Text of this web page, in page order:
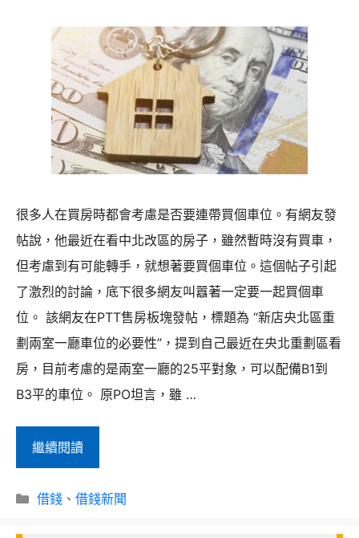
很多人在買房時都會考慮是否要連帶買個車位。有網友發
帖說，他最近在看中北改區的房子，雖然暫時沒有買車，
但考慮到有可能轉手，就想著要買個車位。這個帖子引起
了激烈的討論，底下很多網友叫囂著一定要一起買個車
位。 該網友在PTT售房板塊發帖，標題為 “新店央北區重
劃兩室一廳車位的必要性”，提到自己最近在央北重劃區看
房，目前考慮的是兩室一廳的25平對象，可以配備B1到
B3平的車位。 原PO坦言，雖 …
繼續閱讀借
錢
都
分
借錢、 借錢新聞